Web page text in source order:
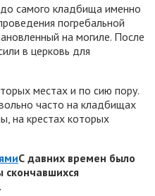
самого кладбища именно
погребальной
на могиле. После
в церковь для
местах и по сию пору.
часто на кладбищах
на крестах которых
С давних времен было
скончавшихся